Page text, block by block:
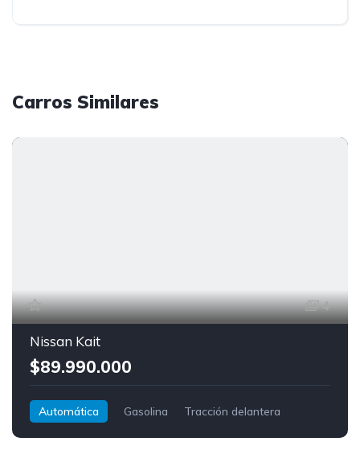
Carros Similares
4
Nissan Kait
$89.990.000
Automática Gasolina
Tracción delantera